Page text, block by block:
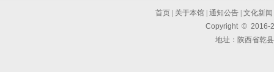
首页 关于本馆 通知公告 文化新闻
Copyright © 2016-
地址：陕西省乾